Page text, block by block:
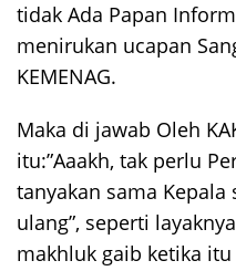
tidak Ada Papan
menirukan ucapan
KEMENAG.
Maka di jawab Oleh
itu:”Aaakh, tak perlu
tanyakan sama
ulang”, seperti
makhluk gaib ketika